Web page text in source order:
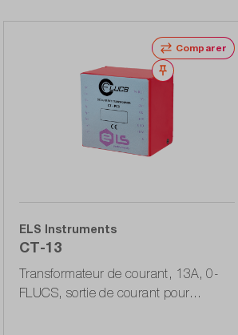
Comparer
Noter
ELS Instruments
CT-13
Transformateur de courant, 13A, 0-
FLUCS, sortie de courant pour